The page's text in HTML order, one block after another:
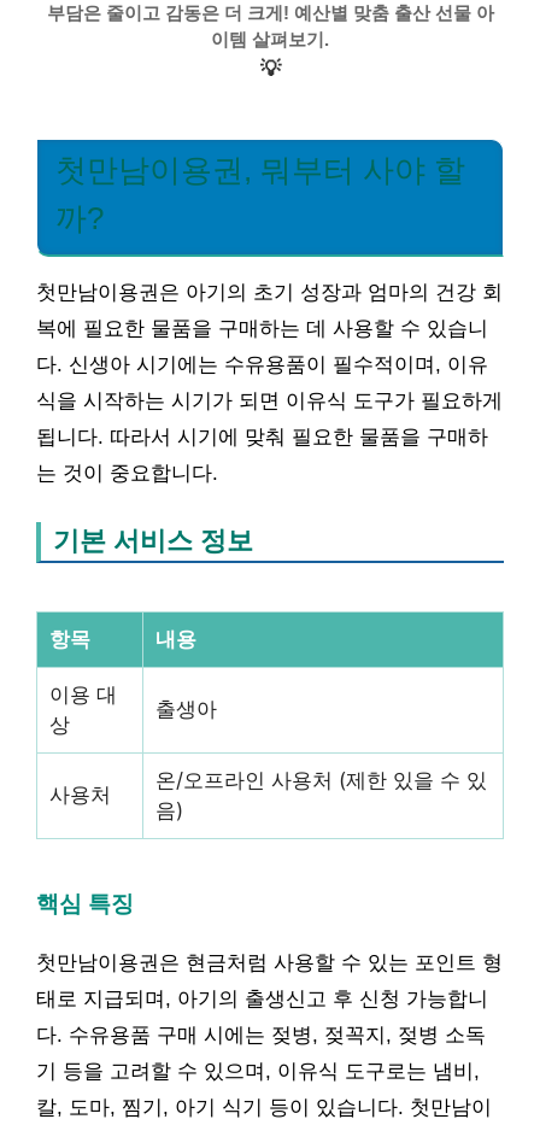
부담은 줄이고 감동은 더 크게! 예산별 맞춤 출산 선물 아
이템 살펴보기.
💡
첫만남이용권, 뭐부터 사야 할
까?
첫만남이용권은 아기의 초기 성장과 엄마의 건강 회
복에 필요한 물품을 구매하는 데 사용할 수 있습니
다. 신생아 시기에는 수유용품이 필수적이며, 이유
식을 시작하는 시기가 되면 이유식 도구가 필요하게
됩니다. 따라서 시기에 맞춰 필요한 물품을 구매하
는 것이 중요합니다.
기본 서비스 정보
항목 내용
이용 대
상
출생아
사용처
온/오프라인 사용처 (제한 있을 수 있
음)
핵심 특징
첫만남이용권은 현금처럼 사용할 수 있는 포인트 형
태로 지급되며, 아기의 출생신고 후 신청 가능합니
다. 수유용품 구매 시에는 젖병, 젖꼭지, 젖병 소독
기 등을 고려할 수 있으며, 이유식 도구로는 냄비,
칼, 도마, 찜기, 아기 식기 등이 있습니다. 첫만남이